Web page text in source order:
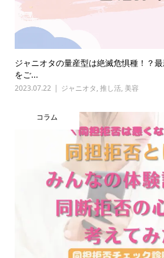
ジャニオタの量産型は絶滅危惧種！？
をご...
2023.07.22 ジャニオタ, 推し活, 美容
コラム